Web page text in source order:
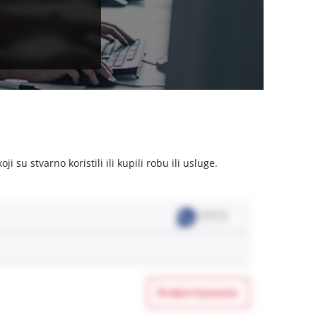
su stvarno koristili ili kupili robu ili usluge.